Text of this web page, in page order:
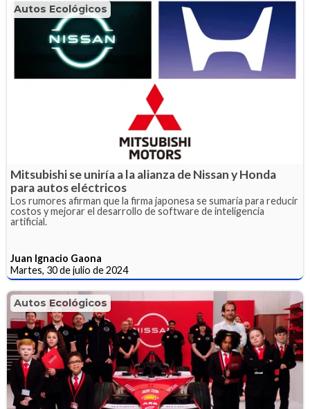
Autos Ecológicos
Mitsubishi se uniría a la alianza de Nissan y Honda
para autos eléctricos
Los rumores afirman que la firma japonesa se sumaría para reducir
costos y mejorar el desarrollo de software de inteligencia
artificial.
Juan Ignacio Gaona
Martes, 30 de julio de 2024
Autos Ecológicos